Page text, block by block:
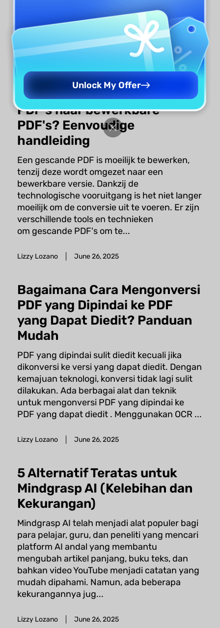
माइंडग्रैस्प एआई छात्रों, शिक्षकों और शोधकर्ताओं के लिए एक
लोकप्रिय उपकरण बन गया है जो एक विश्वसन...
Hoe converteer je gescande
PDF's naar bewerkbare
PDF's? Eenvoudige
handleiding
Een gescande PDF is moeilijk te bewerken,
tenzij deze wordt omgezet naar een
bewerkbare versie. Dankzij de
technologische vooruitgang is het niet langer
moeilijk om de conversie uit te voeren. Er zijn
verschillende tools en technieken
om gescande PDF's om te...
Lizzy Lozano June 26, 2025
Bagaimana Cara Mengonversi
PDF yang Dipindai ke PDF
yang Dapat Diedit? Panduan
Mudah
PDF yang dipindai sulit diedit kecuali jika
dikonversi ke versi yang dapat diedit. Dengan
kemajuan teknologi, konversi tidak lagi sulit
dilakukan. Ada berbagai alat dan teknik
untuk mengonversi PDF yang dipindai ke
PDF yang dapat diedit . Menggunakan OCR ...
Lizzy Lozano June 26, 2025
5 Alternatif Teratas untuk
Mindgrasp AI (Kelebihan dan
Kekurangan)
Mindgrasp AI telah menjadi alat populer bagi
para pelajar, guru, dan peneliti yang mencari
platform AI andal yang membantu
mengubah artikel panjang, buku teks, dan
bahkan video YouTube menjadi catatan yang
mudah dipahami. Namun, ada beberapa
kekurangannya jug...
Lizzy Lozano June 26, 2025
Unlock My Offer